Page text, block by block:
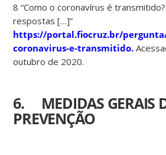
8 “Como o coronavírus é
respostas […]”
https://portal.fiocruz.br/
coronavirus-e-transmitido.
outubro de 2020.
6. MEDIDAS GERAIS
PREVENÇÃO